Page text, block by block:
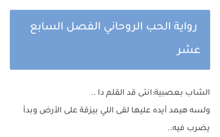
رواية الحب الروحاني الفصل السابع
عشر
الشاب بعصبية:انتى قد القلم دا ..
ولسه هيمد أيده عليها لقى اللي بيزقة على الأرض وبدأ
يضرب فيه..